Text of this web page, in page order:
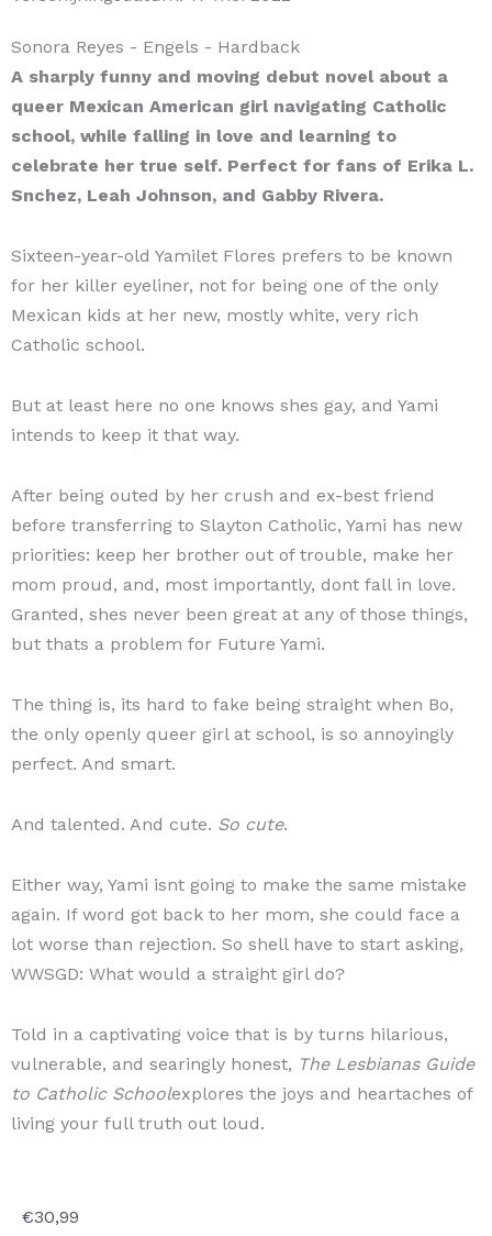
Sonora Reyes - Engels - Hardback
A sharply funny and moving debut novel about a
queer Mexican American girl navigating Catholic
school, while falling in love and learning to
celebrate her true self. Perfect for fans of Erika L.
Snchez, Leah Johnson, and Gabby Rivera.
Sixteen-year-old Yamilet Flores prefers to be known
for her killer eyeliner, not for being one of the only
Mexican kids at her new, mostly white, very rich
Catholic school.
But at least here no one knows shes gay, and Yami
intends to keep it that way.
After being outed by her crush and ex-best friend
before transferring to Slayton Catholic, Yami has new
priorities: keep her brother out of trouble, make her
mom proud, and, most importantly, dont fall in love.
Granted, shes never been great at any of those things,
but thats a problem for Future Yami.
The thing is, its hard to fake being straight when Bo,
the only openly queer girl at school, is so annoyingly
perfect. And smart.
And talented. And cute. So cute.
Either way, Yami isnt going to make the same mistake
again. If word got back to her mom, she could face a
lot worse than rejection. So shell have to start asking,
WWSGD: What would a straight girl do?
Told in a captivating voice that is by turns hilarious,
vulnerable, and searingly honest, The Lesbianas Guide
to Catholic Schoolexplores the joys and heartaches of
living your full truth out loud.
€30,99